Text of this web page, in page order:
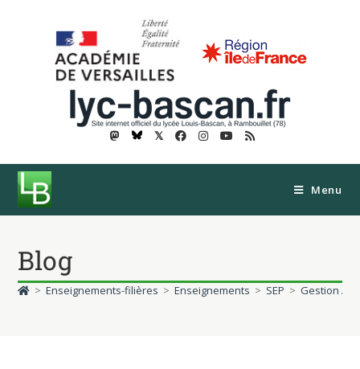
𝕏
Menu
Blog
> Enseignements-filières > Enseignements > SEP > Gestion